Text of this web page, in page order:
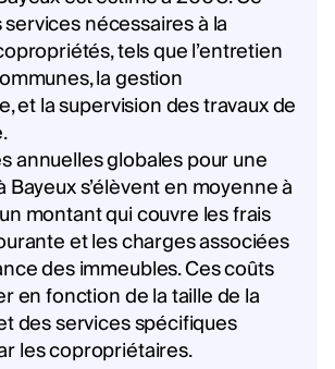
nécessaires à la
tels que l’entretien
la gestion
et la supervision des travaux de
annuelles globales pour une
s’élèvent en moyenne à
montant qui couvre les frais
et les charges associées
des immeubles. Ces coûts
en fonction de la taille de la
des services spécifiques
les copropriétaires.